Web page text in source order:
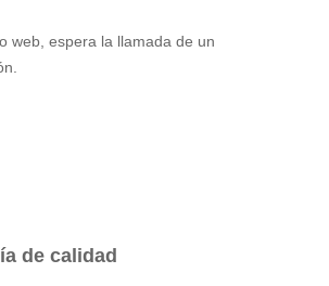
web, espera la llamada de un
de calidad